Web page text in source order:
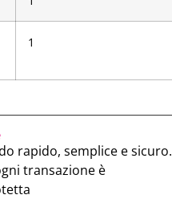
1
rapido, semplice e sicuro.
transazione è